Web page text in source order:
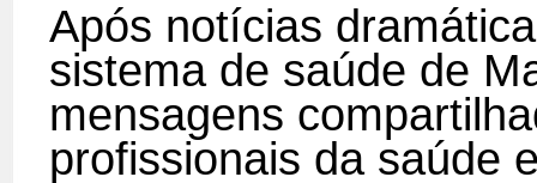
Após notícias
sistema de saúde de
mensagens
profissionais da saúde